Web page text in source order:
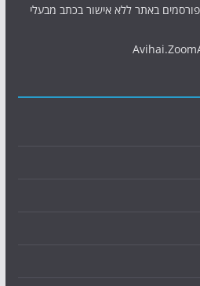
באתר ללא אישור בכתב מבעלי